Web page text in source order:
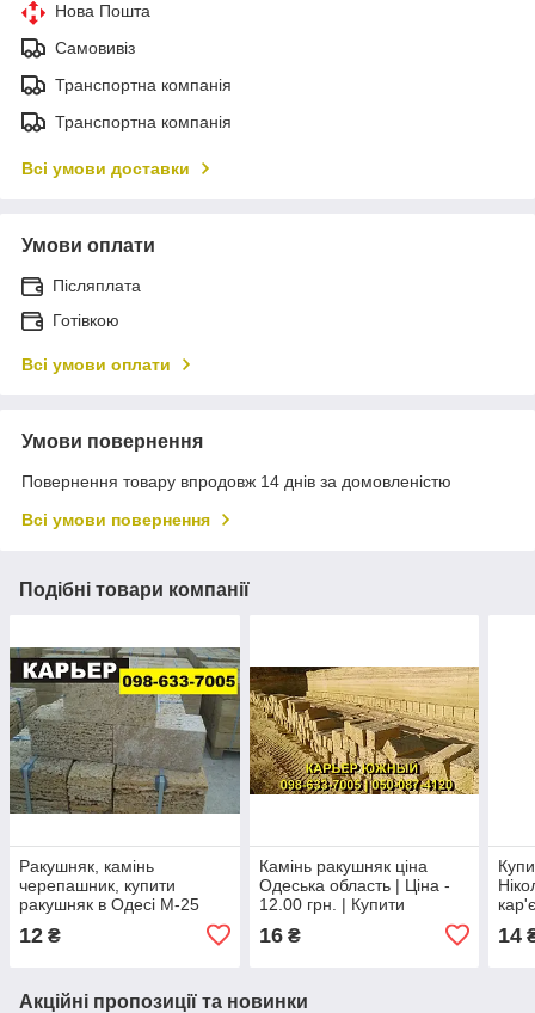
Нова Пошта
Самовивіз
Транспортна компанія
Транспортна компанія
Всі умови доставки
Умови оплати
Післяплата
Готівкою
Всі умови оплати
Умови повернення
Повернення товару впродовж 14 днів за домовленістю
Всі умови повернення
Подібні товари компанії
Ракушняк, камінь
черепашник, купити
ракушняк в Одесі М-25
12 ₴
Камінь ракушняк ціна
Одеська область | Ціна -
12.00 грн. | Купити
16₴ 14
Акційні пропозиції та новинки